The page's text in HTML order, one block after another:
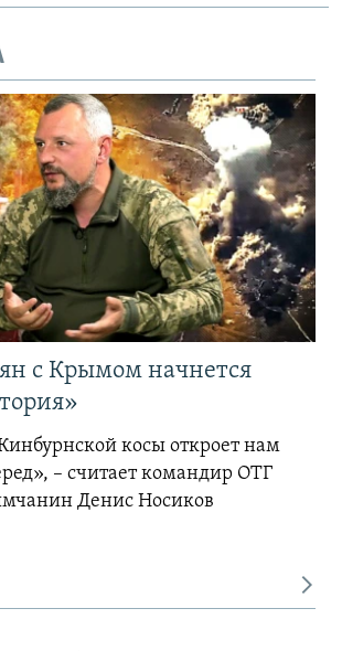
с Крымом начнется
косы откроет нам
– считает командир ОТГ
Денис Носиков